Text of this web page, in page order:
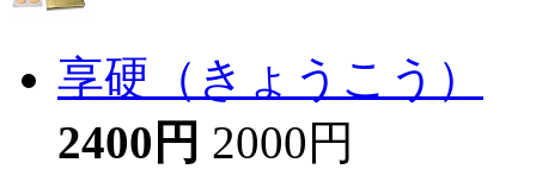
享硬（きょうこう）
2400円 2000円